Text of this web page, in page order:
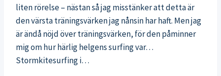
liten rörelse – nästan så jag misstänker att detta är
den värsta träningsvärken jag nånsin har haft. Men jag
är ändå nöjd över träningsvärken, för den påminner
mig om hur härlig helgens surfing var…
Stormkitesurfing i…